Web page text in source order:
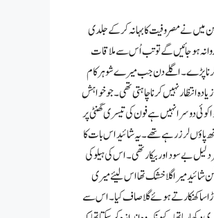
میں نے مصروفیت کا بہانہ کر کے جلدی
ہو جائیں گے تو تب اُس سے ملاقات
کرنا پڑے۔ اگلے دن جب میرے شوہر کام
انتظار نہیں کرنا چاہتی تھی۔ جو خواہش
دوسرا نہیں ہے فون کی تیسری گھنٹی پر
لرز رہے تھے۔ یہ شائید اس بات کا
بے سود اور بیکار تھی۔ اس کی ہیلو کی
شائید میرا گلا خشک تھا اس لیئے میری
سا کھنکارتے ہوئے گلا صاف کیا۔ اس سے